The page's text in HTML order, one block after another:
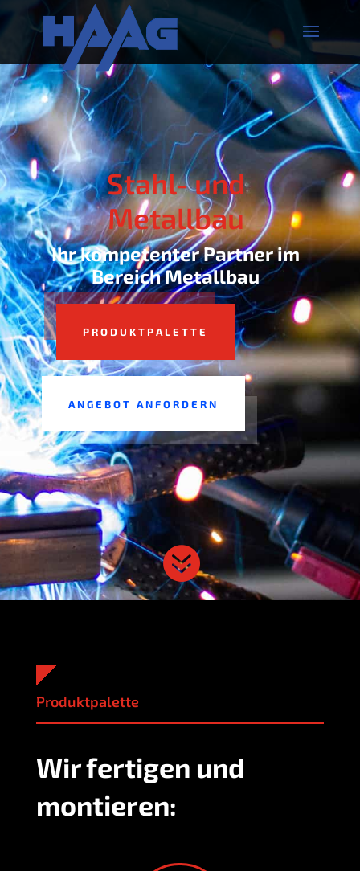
Stahl- und
Metallbau
Ihr kom­pe­ten­ter Part­ner im
Bereich Metallbau
PRO­DUKT­PA­LET­TE
ANGE­BOT ANFORDERN

Pro­dukt­pa­let­te
Wir fer­ti­gen und
montieren: